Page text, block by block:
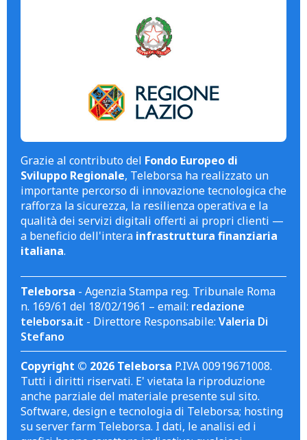
Grazie al contributo del Fondo Europeo di
Sviluppo Regionale, Teleborsa ha realizzato un
importante percorso di innovazione tecnologica che
rafforza la sicurezza, la resilienza operativa e la
qualità dei servizi digitali offerti ai propri clienti —
a beneficio dell'intera infrastruttura finanziaria
italiana.
Teleborsa - Agenzia Stampa reg. Tribunale Roma
n. 169/61 del 18/02/1961 – email: redazione
teleborsa.it - Direttore Responsabile: Valeria Di
Stefano
Copyright © 2026 Teleborsa P.IVA 00919671008.
Tutti i diritti riservati. E' vietata la riproduzione
anche parziale del materiale presente sul sito.
Software, design e tecnologia di Teleborsa; hosting
su server farm Teleborsa. I dati, le analisi ed i